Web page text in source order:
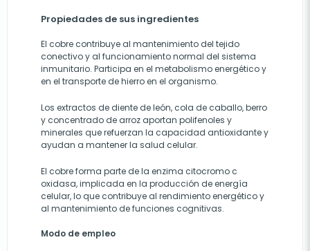
Propiedades de sus ingredientes
El cobre contribuye al mantenimiento del tejido
conectivo y al funcionamiento normal del sistema
inmunitario. Participa en el metabolismo energético y
en el transporte de hierro en el organismo.
Los extractos de diente de león, cola de caballo, berro
y concentrado de arroz aportan polifenoles y
minerales que refuerzan la capacidad antioxidante y
ayudan a mantener la salud celular.
El cobre forma parte de la enzima citocromo c
oxidasa, implicada en la producción de energía
celular, lo que contribuye al rendimiento energético y
al mantenimiento de funciones cognitivas.
Modo de empleo